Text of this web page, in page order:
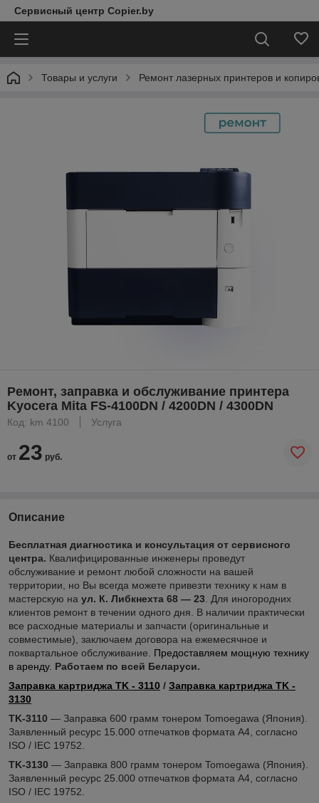
Сервисный центр Copier.by
Товары и услуги Ремонт лазерных принтеров и
Ремонт, заправка и обслуживание принтера
Kyocera Mita FS-4100DN / 4200DN / 4300DN
Код: km 4100 Услуга
от 23 руб.
Описание
Бесплатная диагностика и консультация от сервисного
центра. Квалифицированные инженеры проведут
обслуживание и ремонт любой сложности на вашей
территории, но Вы всегда можете привезти технику к нам в
мастерскую на ул. К. Либкнехта 68 ― 23 . Для иногородних
клиентов ремонт в течении одного дня. В наличии практически
все расходные материалы и запчасти (оригинальные и
совместимые), заключаем договора на ежемесячное и
поквартальное обслуживание. Предоставляем мощную технику
в аренду. Работаем по всей Беларуси.
Заправка картриджа TK - 3110 / Заправка картриджа TK -
3130
TK-3110 ― Заправка 600 грамм тонером Tomoegawa (Япония).
Заявленный ресурс 15.000 отпечатков формата А4, согласно
ISO / IEC 19752.
TK-3130 ― Заправка 800 грамм тонером Tomoegawa (Япония).
Заявленный ресурс 25.000 отпечатков формата А4, согласно
ISO / IEC 19752.